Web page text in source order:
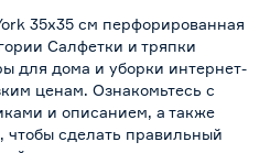
35х35 см перфорированная
Салфетки и тряпки
для дома и уборки интернет-
ценам. Ознакомьтесь с
и описанием, а также
чтобы сделать правильный